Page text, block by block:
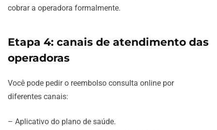
cobrar a operadora formalmente.
Etapa 4: canais de atendimento das
operadoras
Você pode pedir o reembolso consulta online por
diferentes canais:
– Aplicativo do plano de saúde.